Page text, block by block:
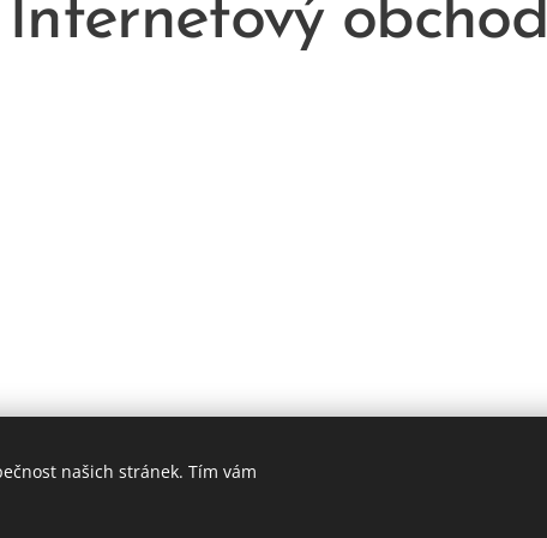
Internetový obchod
našich stránek. Tím vám